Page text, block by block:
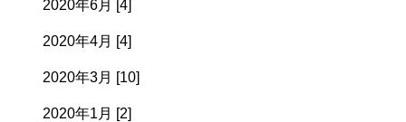
2020年6月 [4]
2020年4月 [4]
2020年3月 [10]
2020年1月 [2]